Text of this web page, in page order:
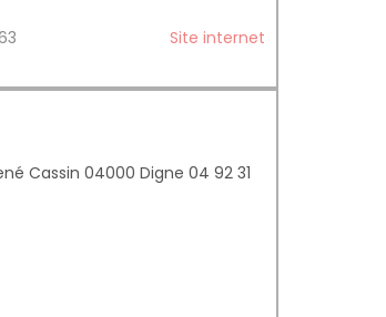
Site internet
Cassin 04000 Digne 04 92 31